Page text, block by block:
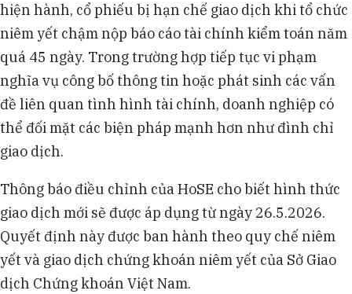
hiện hành, cổ phiếu bị hạn chế giao dịch khi tổ chức
niêm yết chậm nộp báo cáo tài chính kiểm toán năm
quá 45 ngày. Trong trường hợp tiếp tục vi phạm
nghĩa vụ công bố thông tin hoặc phát sinh các vấn
đề liên quan tình hình tài chính, doanh nghiệp có
thể đối mặt các biện pháp mạnh hơn như đình chỉ
giao dịch.
Thông báo điều chỉnh của HoSE cho biết hình thức
giao dịch mới sẽ được áp dụng từ ngày 26.5.2026.
Quyết định này được ban hành theo quy chế niêm
yết và giao dịch chứng khoán niêm yết của Sở Giao
dịch Chứng khoán Việt Nam.